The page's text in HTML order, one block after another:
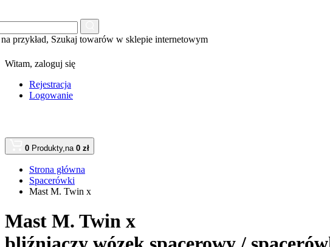
przykład, Szukaj towarów w sklepie internetowym
Witam, zaloguj się
Rejestracja
Logowanie
0 Produkty,na 0 zł
Strona główna
Spacerówki
Mast M. Twin x
Mast M. Twin x